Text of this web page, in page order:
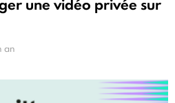
une vidéo privée sur
an